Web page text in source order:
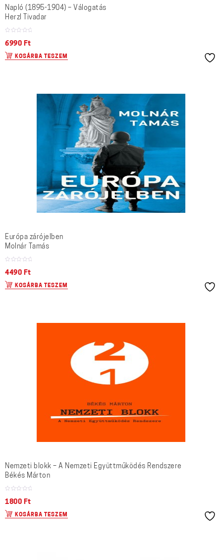
Napló (1895-1904) – Válogatás
Herzl Tivadar
6990 Ft
KOSÁRBA TESZEM
Európa zárójelben
Molnár Tamás
4490 Ft
KOSÁRBA TESZEM
Nemzeti blokk – A Nemzeti Együttműködés Rendszere
Békés Márton
1800 Ft
KOSÁRBA TESZEM